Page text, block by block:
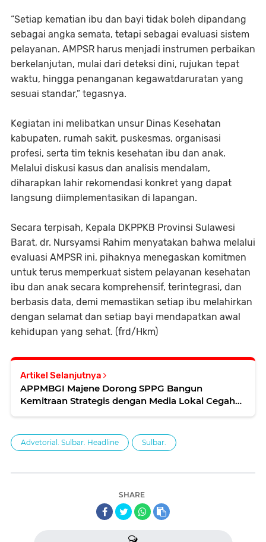
“Setiap kematian ibu dan bayi tidak boleh dipandang
sebagai angka semata, tetapi sebagai evaluasi sistem
pelayanan. AMPSR harus menjadi instrumen perbaikan
berkelanjutan, mulai dari deteksi dini, rujukan tepat
waktu, hingga penanganan kegawatdaruratan yang
sesuai standar,” tegasnya.
Kegiatan ini melibatkan unsur Dinas Kesehatan
kabupaten, rumah sakit, puskesmas, organisasi
profesi, serta tim teknis kesehatan ibu dan anak.
Melalui diskusi kasus dan analisis mendalam,
diharapkan lahir rekomendasi konkret yang dapat
langsung diimplementasikan di lapangan.
Secara terpisah, Kepala DKPPKB Provinsi Sulawesi
Barat, dr. Nursyamsi Rahim menyatakan bahwa melalui
evaluasi AMPSR ini, pihaknya menegaskan komitmen
untuk terus memperkuat sistem pelayanan kesehatan
ibu dan anak secara komprehensif, terintegrasi, dan
berbasis data, demi memastikan setiap ibu melahirkan
dengan selamat dan setiap bayi mendapatkan awal
kehidupan yang sehat. (frd/Hkm)
Artikel Selanjutnya
APPMBGI Majene Dorong SPPG Bangun
Kemitraan Strategis dengan Media Lokal Cegah
Advetorial. Sulbar. Headline Sulbar.
SHARE